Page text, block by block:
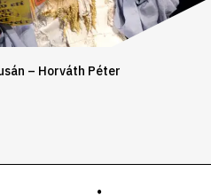
– Horváth Péter